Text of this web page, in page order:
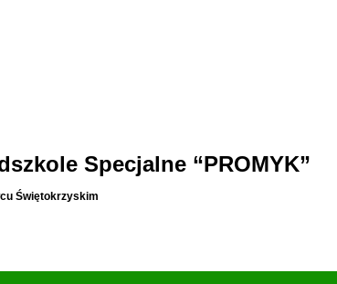
Specjalne “PROMYK”
Świętokrzyskim